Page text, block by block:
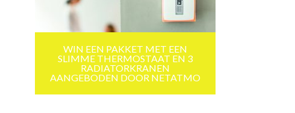
WIN EEN PAKKET MET EEN
SLIMME THERMOSTAAT EN 3
RADIATORKRANEN
AANGEBODEN DOOR NETATMO